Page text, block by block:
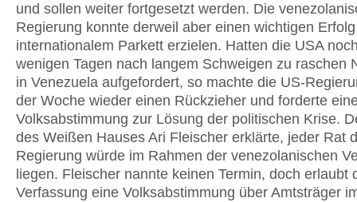
und sollen weiter fortgesetzt werden. Die
Regierung konnte derweil aber einen wichtigen
internationalem Parkett erzielen. Hatten die USA
wenigen Tagen nach langem Schweigen zu raschen
in Venezuela aufgefordert, so machte die US-
der Woche wieder einen Rückzieher und forderte
Volksabstimmung zur Lösung der politischen Krise.
des Weißen Hauses Ari Fleischer erklärte, jeder Rat
Regierung würde im Rahmen der venezolanischen
liegen. Fleischer nannte keinen Termin, doch erlaubt
Verfassung eine Volksabstimmung über Amtsträger